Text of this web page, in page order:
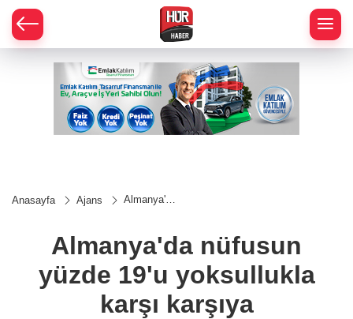
Anasayfa Ajans
Almanya'da
yoksullukla
karşı
karşıya
Almanya'da nüfusun
yüzde 19'u yoksullukla
karşı karşıya